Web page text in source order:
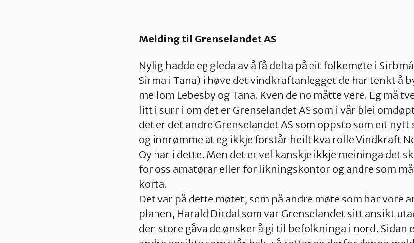
Melding til Grenselandet AS
Nylig hadde eg gleda av å få delta på eit folkemøte i
Sirma i Tana) i høve det vindkraftanlegget de har tenkt å
mellom Lebesby og Tana. Kven de no måtte vere. Eg må
litt i surr i om det er Grenselandet AS som i vår blei
det er det andre Grenselandet AS som oppsto som eit nytt
og innrømme at eg ikkje forstår heilt kva rolle Vindkraft
Oy har i dette. Men det er vel kanskje ikkje meininga det
for oss amatørar eller for likningskontor og andre som
korta.
Det var på dette møtet, som på andre møte som har vore
planen, Harald Dirdal som var Grenselandet sitt ansikt
den store gåva de ønsker å gi til befolkninga i nord. Sidan